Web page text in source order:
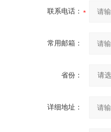
联系电话：
常用邮箱：
省份：
详细地址：